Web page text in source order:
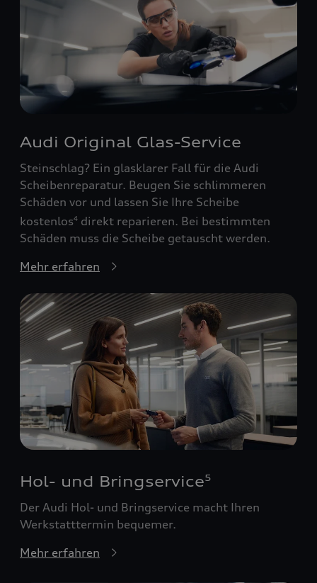
Audi Original Glas-Service
Steinschlag? Ein glasklarer Fall für die Audi
Scheibenreparatur. Beugen Sie schlimmeren
Schäden vor und lassen Sie Ihre Scheibe
kostenlos4 direkt reparieren. Bei bestimmten
Schäden muss die Scheibe getauscht werden.
Mehr erfahren
Hol- und Bringservice5
Der Audi Hol- und Bringservice macht Ihren
Werkstatttermin bequemer.
Mehr erfahren